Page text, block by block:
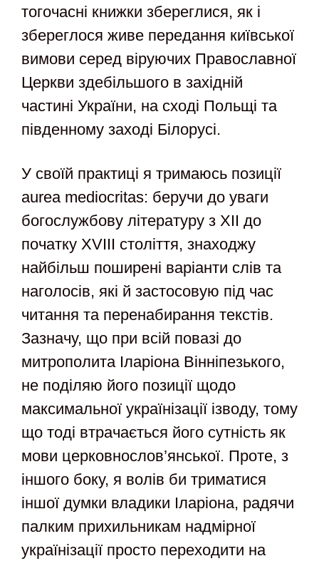
тогочасні книжки збереглися, як і
збереглося живе передання київської
вимови серед віруючих Православної
Церкви здебільшого в західній
частині України, на сході Польщі та
південному заході Білорусі.
У своїй практиці я тримаюсь позиції
aurea mediocritas: беручи до уваги
богослужбову літературу з XII до
початку XVIII століття, знаходжу
найбільш поширені варіанти слів та
наголосів, які й застосовую під час
читання та перенабирання текстів.
Зазначу, що при всій повазі до
митрополита Іларіона Вінніпезького,
не поділяю його позиції щодо
максимальної українізації ізводу, тому
що тоді втрачається його сутність як
мови церковнослов’янської. Проте, з
іншого боку, я волів би триматися
іншої думки владики Іларіона, радячи
палким прихильникам надмірної
українізації просто переходити на